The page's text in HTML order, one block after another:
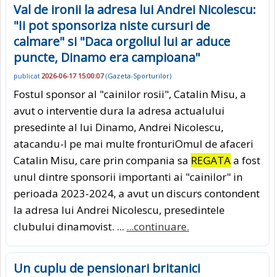
Val de ironii la adresa lui Andrei Nicolescu:
"Ii pot sponsoriza niste cursuri de
calmare" si "Daca orgoliul lui ar aduce
puncte, Dinamo era campioana"
publicat 2026-06-17 15:00:07(Gazeta-Sporturilor)
Fostul sponsor al "cainilor rosii", Catalin Misu, a
avut o interventie dura la adresa actualului
presedinte al lui Dinamo, Andrei Nicolescu,
atacandu-l pe mai multe fronturiOmul de afaceri
Catalin Misu, care prin compania sa REGATAa fost
unul dintre sponsorii importanti ai "cainilor" in
perioada 2023-2024, a avut un discurs contondent
la adresa lui Andrei Nicolescu, presedintele
clubului dinamovist. ... ...continuare.
Un cuplu de pensionari britanici